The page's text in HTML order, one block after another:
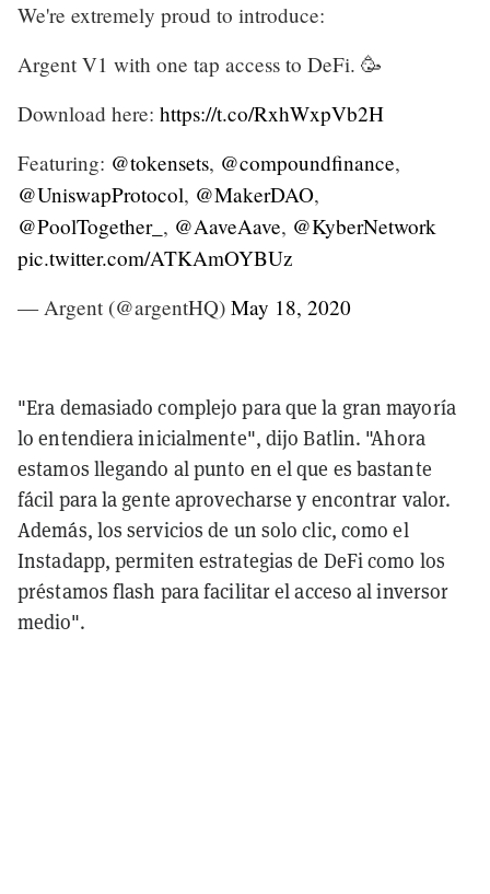
We're extremely proud to introduce:
Argent V1 with one tap access to DeFi. 🥳
Download here: https://t.co/RxhWxpVb2H
Featuring: @tokensets, @compoundfinance,
@UniswapProtocol, @MakerDAO,
@PoolTogether_ , @AaveAave, @KyberNetwork
pic.twitter.com/ATKAmOYBUz
— Argent (@argentHQ) May 18, 2020
"Era demasiado complejo para que la gran mayoría
lo entendiera inicialmente", dijo Batlin. "Ahora
estamos llegando al punto en el que es bastante
fácil para la gente aprovecharse y encontrar valor.
Además, los servicios de un solo clic, como el
Instadapp, permiten estrategias de DeFi como los
préstamos flash para facilitar el acceso al inversor
medio".